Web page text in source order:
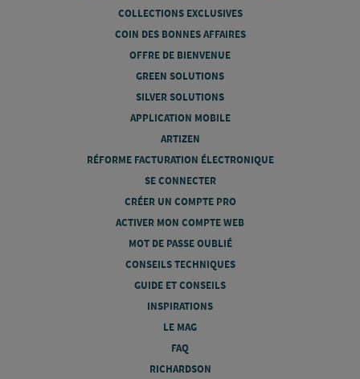
COLLECTIONS EXCLUSIVES
COIN DES BONNES AFFAIRES
OFFRE DE BIENVENUE
GREEN SOLUTIONS
SILVER SOLUTIONS
APPLICATION MOBILE
ARTIZEN
RÉFORME FACTURATION ÉLECTRONIQUE
SE CONNECTER
CRÉER UN COMPTE PRO
ACTIVER MON COMPTE WEB
MOT DE PASSE OUBLIÉ
CONSEILS TECHNIQUES
GUIDE ET CONSEILS
INSPIRATIONS
LE MAG
FAQ
RICHARDSON